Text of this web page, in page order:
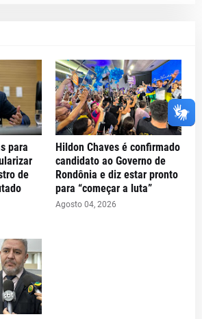
para
de
Hildon Chaves é confirmado
candidato ao Governo de
Rondônia e diz estar pronto
para “começar a luta”
Agosto 04, 2026